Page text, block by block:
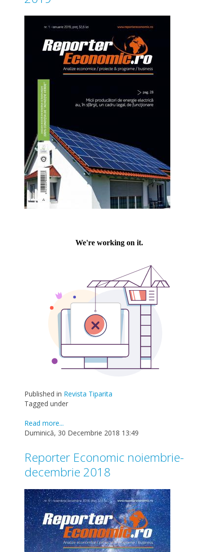
Published in Revista Tiparita
Tagged under
Read more...
Duminică, 30 Decembrie 2018 13:49
Reporter Economic noiembrie-
decembrie 2018